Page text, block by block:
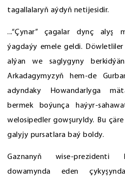
tagallalaryň aýdyň netijesidir.
...“Çynar” çagalar dynç alyş
ýagdaýy emele geldi.
alýan we saglygyny
Arkadagymyzyň hem-de
adyndaky Howandarlyga
bermek boýunça haýyr-
welosipedler gowşuryldy. Bu
galyjy pursatlara baý boldy.
Gaznanyň wise-prezidenti
dowamynda eden